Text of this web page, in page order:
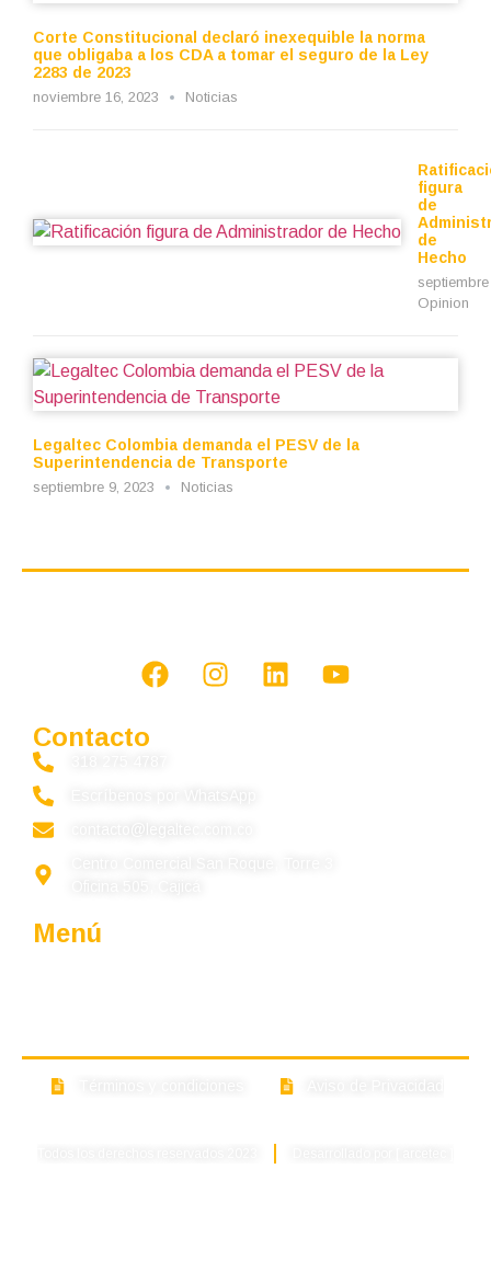
Corte Constitucional declaró inexequible la norma
que obligaba a los CDA a tomar el seguro de la Ley
2283 de 2023
noviembre 16, 2023 Noticias
figura
de
de
Hecho
Opinion
Legaltec Colombia demanda el PESV de la
Superintendencia de Transporte
septiembre 9, 2023 Noticias
Contacto
Menú